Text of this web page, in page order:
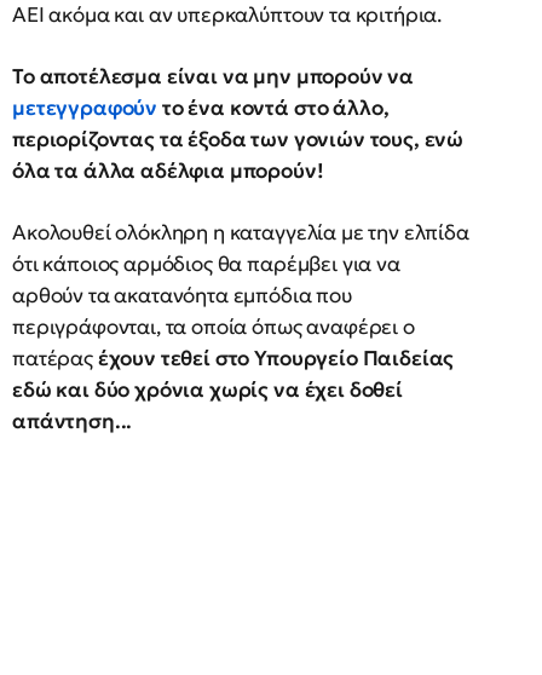
ΑΕΙ ακόμα και αν υπερκαλύπτουν τα κριτήρια.
Το αποτέλεσμα είναι να μην μπορούν να
μετεγγραφούν το ένα κοντά στο άλλο,
περιορίζοντας τα έξοδα των γονιών τους, ενώ
όλα τα άλλα αδέλφια μπορούν!
Ακολουθεί ολόκληρη η καταγγελία με την ελπίδα
ότι κάποιος αρμόδιος θα παρέμβει για να
αρθούν τα ακατανόητα εμπόδια που
περιγράφονται, τα οποία όπως αναφέρει ο
πατέραςέχουν τεθεί στο Υπουργείο Παιδείας
εδώ και δύο χρόνια χωρίς να έχει δοθεί
απάντηση...